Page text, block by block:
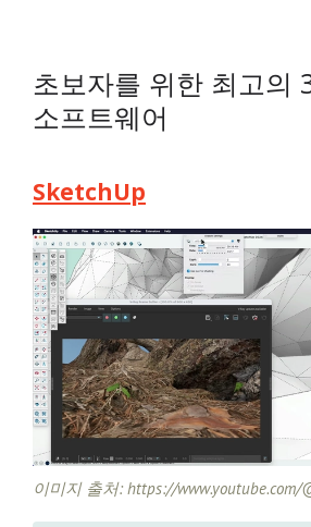
초보자를 위한 최고의
소프트웨어
SketchUp
이미지 출처: https://www.youtube.com/